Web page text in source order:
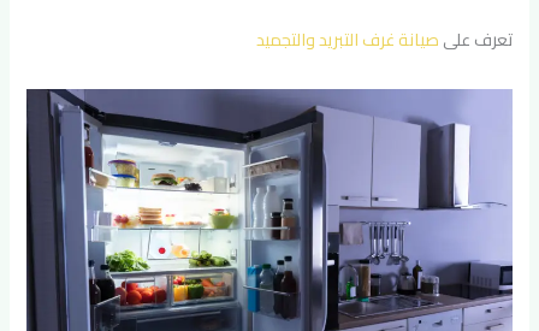
تعرف علىصيانة غرف التبريد والتجميد